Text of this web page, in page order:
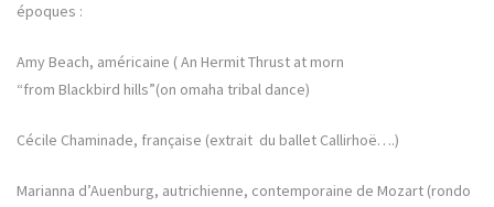
époques :
Amy Beach, américaine ( An Hermit Thrust at morn
“from Blackbird hills”(on omaha tribal dance)
Cécile Chaminade, française (extrait du ballet Callirhoë….)
Marianna d’Auenburg, autrichienne, contemporaine de Mozart (rondo